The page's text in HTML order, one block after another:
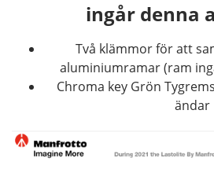
ingår denna
Två klämmor för att
aluminiumramar (ram
Chroma key Grön
ändar